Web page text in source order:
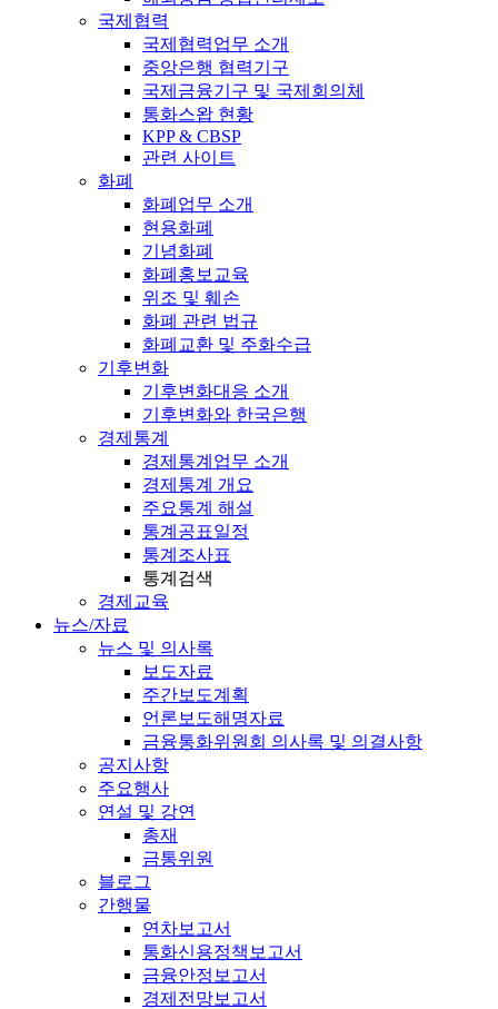
국제협력
국제협력업무 소개
중앙은행 협력기구
국제금융기구 및 국제회의체
통화스왑 현황
KPP & CBSP
관련 사이트
화폐
화폐업무 소개
현용화폐
기념화폐
화폐홍보교육
위조 및 훼손
화폐 관련 법규
화폐교환 및 주화수급
기후변화
기후변화대응 소개
기후변화와 한국은행
경제통계
경제통계업무 소개
경제통계 개요
주요통계 해설
통계공표일정
통계조사표
통계검색
경제교육
뉴스/자료
뉴스 및 의사록
보도자료
주간보도계획
언론보도해명자료
금융통화위원회 의사록 및 의결사항
공지사항
주요행사
연설 및 강연
총재
금통위원
블로그
간행물
연차보고서
통화신용정책보고서
금융안정보고서
경제전망보고서